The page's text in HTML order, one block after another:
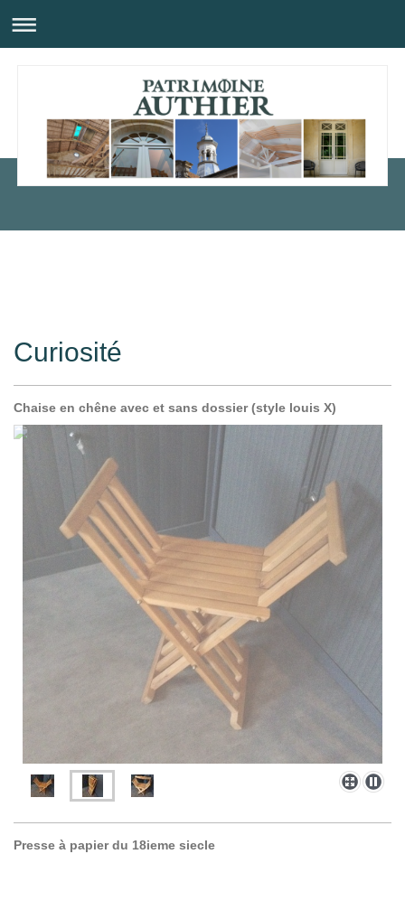
Curiosité
Chaise en chêne avec et sans dossier (style louis X)
Presse à papier du 18ieme siecle